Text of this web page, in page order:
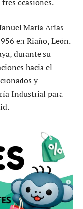
ocasiones.
María Arias
en Riaño, León.
durante su
hacia el
y
Industrial para